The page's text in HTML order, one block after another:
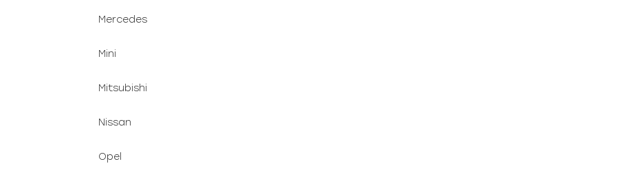
Mercedes
Mini
Mitsubishi
Nissan
Opel